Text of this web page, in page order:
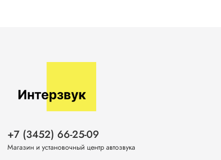
+7 (3452) 66-25-09
Магазин и установочный центр автозвука